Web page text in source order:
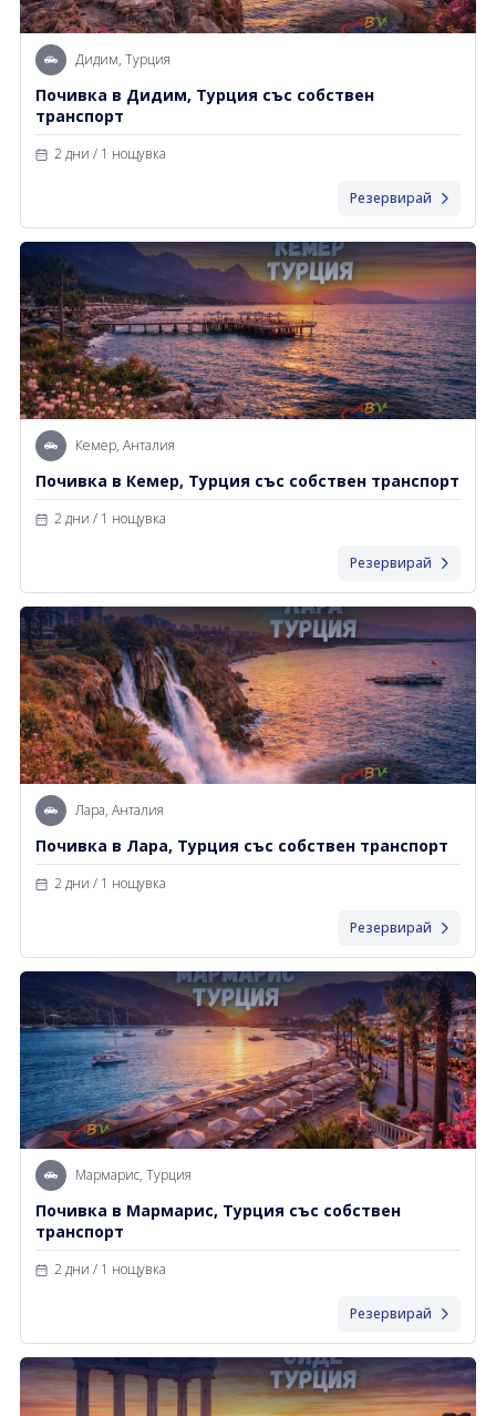
Дидим, Турция
Почивка в Дидим, Турция със собствен
транспорт
2 дни / 1 нощувка
Резервирай
Кемер, Анталия
Почивка в Кемер, Турция със собствен транспорт
2 дни / 1 нощувка
Резервирай
Лара, Анталия
Почивка в Лара, Турция със собствен транспорт
2 дни / 1 нощувка
Резервирай
Мармарис, Турция
Почивка в Мармарис, Турция със собствен
транспорт
2 дни / 1 нощувка
Резервирай